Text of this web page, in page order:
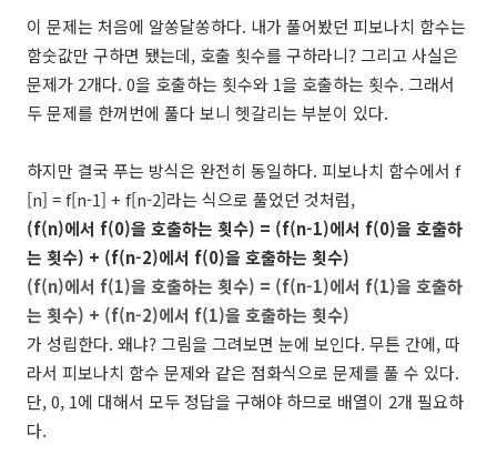
이 문제는 처음에 알쏭달쏭하다. 내가 풀어봤던 피보나치 함수는
함숫값만 구하면 됐는데, 호출 횟수를 구하라니? 그리고 사실은
문제가 2개다. 0을 호출하는 횟수와 1을 호출하는 횟수. 그래서
두 문제를 한꺼번에 풀다 보니 헷갈리는 부분이 있다.
하지만 결국 푸는 방식은 완전히 동일하다. 피보나치 함수에서 f
[n] = f[n-1] + f[n-2]라는 식으로 풀었던 것처럼,
(f(n)에서 f(0)을 호출하는 횟수) = (f(n-1)에서 f(0)을 호출하
는 횟수) + (f(n-2)에서 f(0)을 호출하는 횟수)
(f(n)에서 f(1)을 호출하는 횟수) = (f(n-1)에서 f(1)을 호출하
는 횟수) + (f(n-2)에서 f(1)을 호출하는 횟수)
가 성립한다. 왜냐? 그림을 그려보면 눈에 보인다. 무튼 간에, 따
라서 피보나치 함수 문제와 같은 점화식으로 문제를 풀 수 있다.
단, 0, 1에 대해서 모두 정답을 구해야 하므로 배열이 2개 필요하
다.